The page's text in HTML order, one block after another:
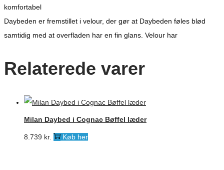
komfortabel
Daybeden er fremstillet i velour, der gør at Daybeden føles blød
samtidig med at overfladen har en fin glans. Velour har
Relaterede varer
Milan Daybed i Cognac Bøffel læder
8.739 kr. Køb her